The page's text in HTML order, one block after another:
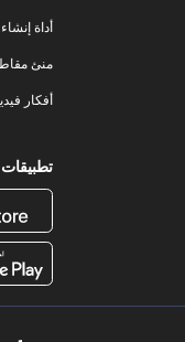
أداة
منئ
أفكار